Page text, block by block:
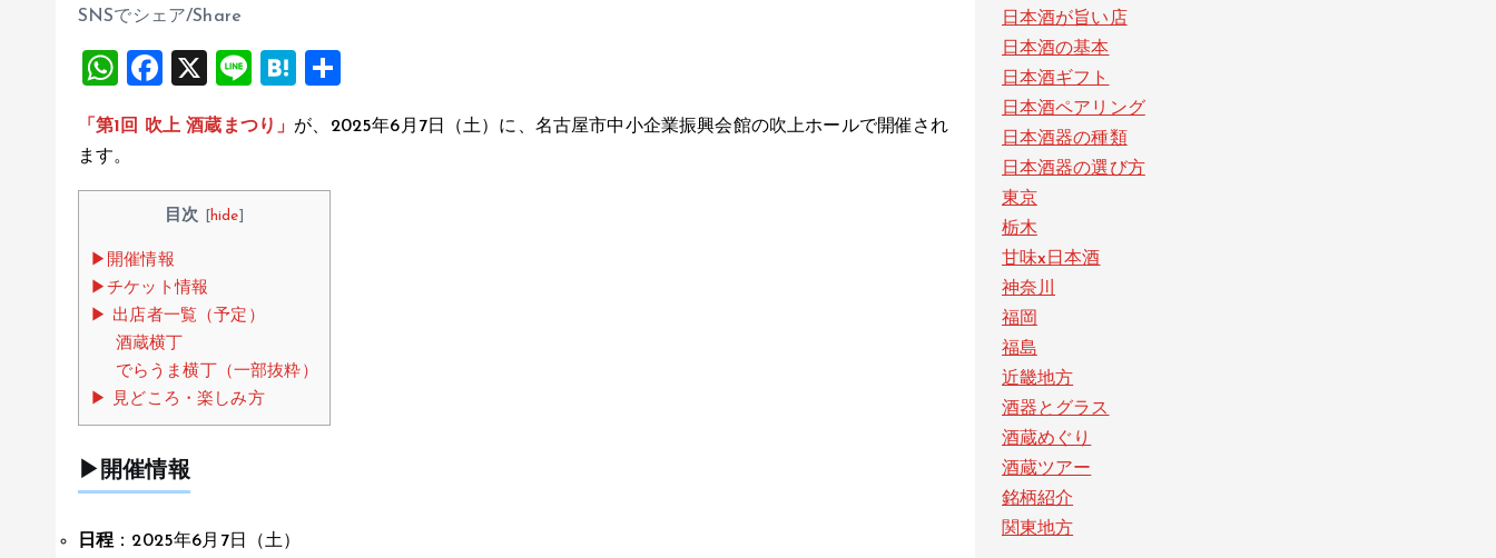
SNSでシェア/Share
W
at
s
p
p
F
ce
o
o
k
X
Li
e
H
e
「第1回 吹上 酒蔵まつり」 が、2025年6月7日（土）に、名古屋市中小企業振興会館の吹上ホールで開催され
ます。
目次 hide
▶︎開催情報
▶︎チケット情報
▶ 出店者一覧（予定）
酒蔵横丁
でらうま横丁（一部抜粋）
▶ 見どころ・楽しみ方
▶︎開催情報
日程 ：2025年6月7日（土）
日本酒が旨い店
日本酒の基本
日本酒ギフト
日本酒ペアリング
日本酒器の種類
日本酒器の選び方
東京
栃木
甘味x日本酒
神奈川
福岡
福島
近畿地方
酒器とグラス
酒蔵めぐり
酒蔵ツアー
銘柄紹介
関東地方